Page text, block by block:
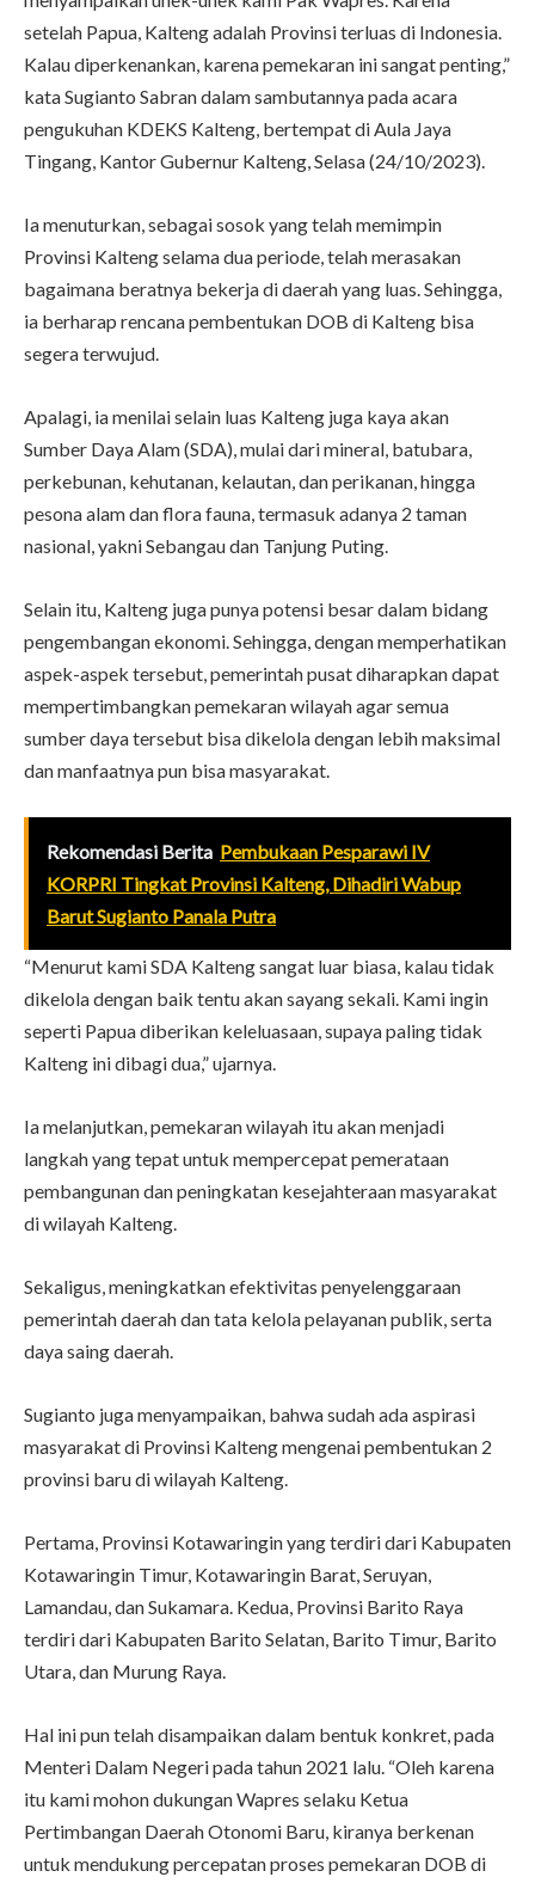
setelah Papua, Kalteng adalah Provinsi terluas di Indonesia.
Kalau diperkenankan, karena pemekaran ini sangat penting,”
kata Sugianto Sabran dalam sambutannya pada acara
pengukuhan KDEKS Kalteng, bertempat di Aula Jaya
Tingang, Kantor Gubernur Kalteng, Selasa (24/10/2023).
Ia menuturkan, sebagai sosok yang telah memimpin
Provinsi Kalteng selama dua periode, telah merasakan
bagaimana beratnya bekerja di daerah yang luas. Sehingga,
ia berharap rencana pembentukan DOB di Kalteng bisa
segera terwujud.
Apalagi, ia menilai selain luas Kalteng juga kaya akan
Sumber Daya Alam (SDA), mulai dari mineral, batubara,
perkebunan, kehutanan, kelautan, dan perikanan, hingga
pesona alam dan flora fauna, termasuk adanya 2 taman
nasional, yakni Sebangau dan Tanjung Puting.
Selain itu, Kalteng juga punya potensi besar dalam bidang
pengembangan ekonomi. Sehingga, dengan memperhatikan
aspek-aspek tersebut, pemerintah pusat diharapkan dapat
mempertimbangkan pemekaran wilayah agar semua
sumber daya tersebut bisa dikelola dengan lebih maksimal
dan manfaatnya pun bisa masyarakat.
Rekomendasi Berita Pembukaan Pesparawi IV
KORPRI Tingkat Provinsi Kalteng, Dihadiri Wabup
Barut Sugianto Panala Putra
“Menurut kami SDA Kalteng sangat luar biasa, kalau tidak
dikelola dengan baik tentu akan sayang sekali. Kami ingin
seperti Papua diberikan keleluasaan, supaya paling tidak
Kalteng ini dibagi dua,” ujarnya.
Ia melanjutkan, pemekaran wilayah itu akan menjadi
langkah yang tepat untuk mempercepat pemerataan
pembangunan dan peningkatan kesejahteraan masyarakat
di wilayah Kalteng.
Sekaligus, meningkatkan efektivitas penyelenggaraan
pemerintah daerah dan tata kelola pelayanan publik, serta
daya saing daerah.
Sugianto juga menyampaikan, bahwa sudah ada aspirasi
masyarakat di Provinsi Kalteng mengenai pembentukan 2
provinsi baru di wilayah Kalteng.
Pertama, Provinsi Kotawaringin yang terdiri dari Kabupaten
Kotawaringin Timur, Kotawaringin Barat, Seruyan,
Lamandau, dan Sukamara. Kedua, Provinsi Barito Raya
terdiri dari Kabupaten Barito Selatan, Barito Timur, Barito
Utara, dan Murung Raya.
Hal ini pun telah disampaikan dalam bentuk konkret, pada
Menteri Dalam Negeri pada tahun 2021 lalu. “Oleh karena
itu kami mohon dukungan Wapres selaku Ketua
Pertimbangan Daerah Otonomi Baru, kiranya berkenan
untuk mendukung percepatan proses pemekaran DOB di